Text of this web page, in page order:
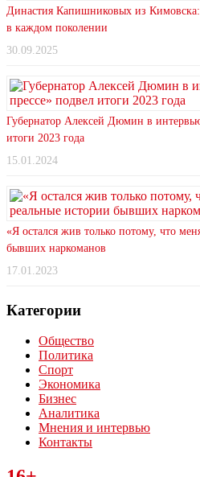
Династия Капишниковых из
в каждом поколении
30.09.2025
Губернатор Алексей Дюмин в
итоги 2023 года
15.01.2024
«Я остался жив только потому, что
бывших наркоманов
17.01.2023
Категории
Общество
Политика
Спорт
Экономика
Бизнес
Аналитика
Мнения и интервью
Контакты
Читайте последние новости дня в